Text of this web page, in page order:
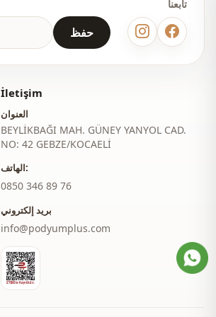
حفظ
تابعنا
İletişim
العنوان
BEYLİKBAĞI MAH. GÜNEY YANYOL CAD.
NO: 42 GEBZE/KOCAELİ
الهاتف:
‎0850 346 89 76
بريد إلكتروني
info@podyumplus.com